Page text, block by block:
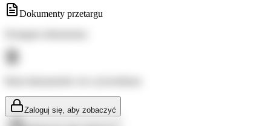
Dokumenty przetargu
Zaloguj się, aby zobaczyć